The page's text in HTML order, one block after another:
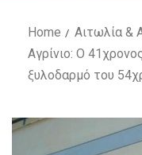
Home
Αιτωλία &
Αγρίνιο: Ο
ξυλοδαρμό του